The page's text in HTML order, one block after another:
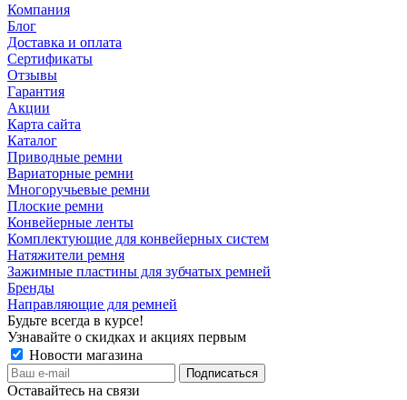
Компания
Блог
Доставка и оплата
Сертификаты
Отзывы
Гарантия
Акции
Карта сайта
Каталог
Приводные ремни
Вариаторные ремни
Многоручьевые ремни
Плоские ремни
Конвейерные ленты
Комплектующие для конвейерных систем
Натяжители ремня
Зажимные пластины для зубчатых ремней
Бренды
Направляющие для ремней
Будьте всегда в курсе!
Узнавайте о скидках и акциях первым
Новости магазина
Оставайтесь на связи